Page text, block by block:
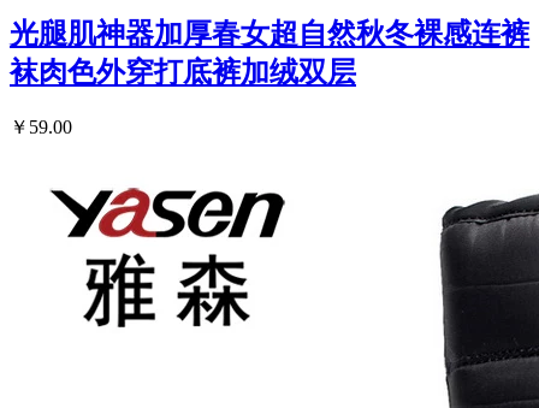
光腿肌神器加厚春女超自然秋冬裸感连裤
袜肉色外穿打底裤加绒双层
￥59.00